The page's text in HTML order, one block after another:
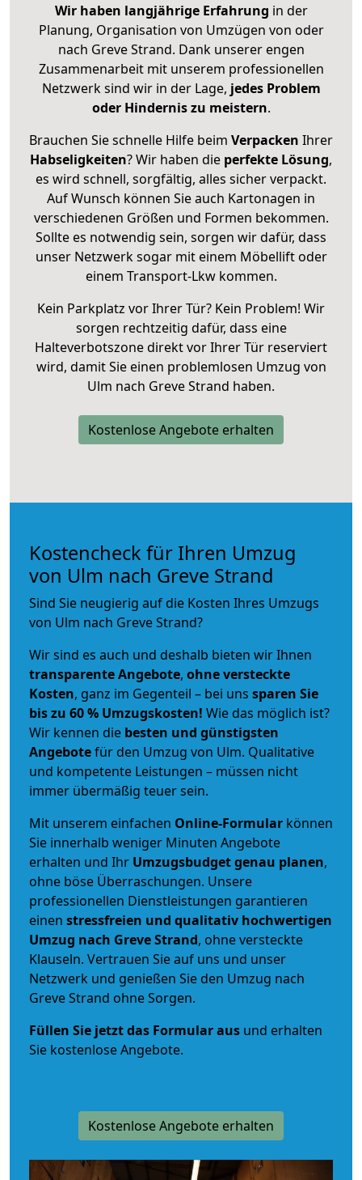
Wir haben langjährige Erfahrung in der
Planung, Organisation von Umzügen von oder
nach Greve Strand. Dank unserer engen
Zusammenarbeit mit unserem professionellen
Netzwerk sind wir in der Lage, jedes Problem
oder Hindernis zu meistern.
Brauchen Sie schnelle Hilfe beim Verpacken Ihrer
Habseligkeiten? Wir haben die perfekte Lösung,
es wird schnell, sorgfältig, alles sicher verpackt.
Auf Wunsch können Sie auch Kartonagen in
verschiedenen Größen und Formen bekommen.
Sollte es notwendig sein, sorgen wir dafür, dass
unser Netzwerk sogar mit einem Möbellift oder
einem Transport-Lkw kommen.
Kein Parkplatz vor Ihrer Tür? Kein Problem! Wir
sorgen rechtzeitig dafür, dass eine
Halteverbotszone direkt vor Ihrer Tür reserviert
wird, damit Sie einen problemlosen Umzug von
Ulm nach Greve Strand haben.
Kostenlose Angebote erhalten
Kostencheck für Ihren Umzug
von Ulm nach Greve Strand
Sind Sie neugierig auf die Kosten Ihres Umzugs
von Ulm nach Greve Strand?
Wir sind es auch und deshalb bieten wir Ihnen
transparente Angebote, ohne versteckte
Kosten, ganz im Gegenteil – bei uns sparen Sie
bis zu 60 % Umzugskosten! Wie das möglich ist?
Wir kennen die besten und günstigsten
Angebotefür den Umzug von Ulm. Qualitative
und kompetente Leistungen – müssen nicht
immer übermäßig teuer sein.
Mit unserem einfachen Online-Formular können
Sie innerhalb weniger Minuten Angebote
erhalten und Ihr Umzugsbudgetgenau planen,
ohne böse Überraschungen. Unsere
professionellen Dienstleistungen garantieren
einen stressfreien und qualitativ hochwertigen
Umzug nach Greve Strand, ohne versteckte
Klauseln. Vertrauen Sie auf uns und unser
Netzwerk und genießen Sie den Umzug nach
Greve Strand ohne Sorgen.
Füllen Sie jetzt das Formular aus und erhalten
Sie kostenlose Angebote.
Kostenlose Angebote erhalten